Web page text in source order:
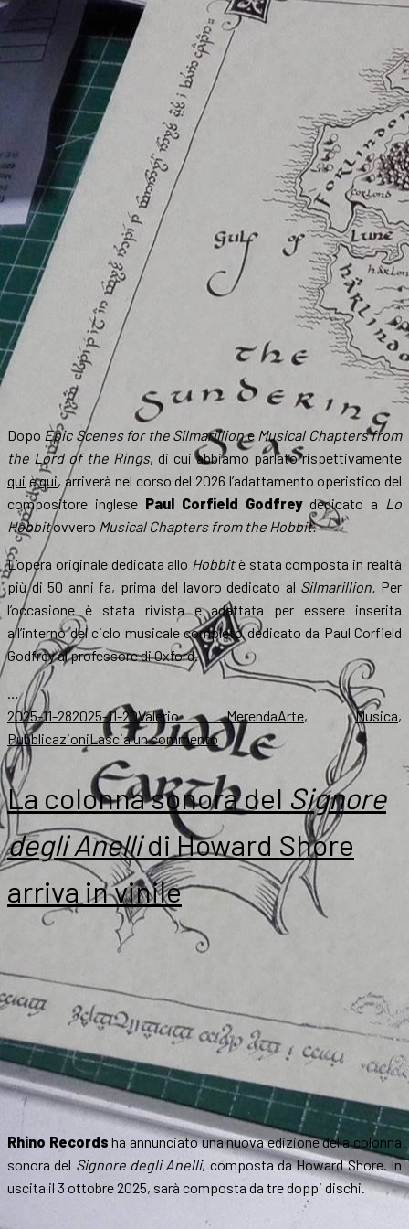
Dopo Epic Scenes for the Silmarillione Musical Chapters from
the Lord of the Rings, di cui abbiamo parlato rispettivamente
qui equi, arriverà nel corso del 2026 l’adattamento operistico del
compositore inglese Paul Corfield Godfreydedicato a Lo
Hobbitovvero Musical Chapters from the Hobbit.
L’opera originale dedicata allo Hobbitè stata composta in realtà
più di 50 anni fa, prima del lavoro dedicato al Silmarillion. Per
l’occasione è stata rivista e adattata per essere inserita
all’interno del ciclo musicale completo dedicato da Paul Corfield
Godfrey al professore di Oxford.
…
Scritto
il
2025-11-282025-11-20Autore
Valerio MerendaCategorie
Arte,Musica,
PubblicazioniLascia un commentosu
L’adattamento
musicale
de
Lo
Hobbit
La colonna sonora del Signore
degli Anellidi Howard Shore
arriva in vinile
Rhino Records ha annunciato una nuova edizione della colonna
sonora del Signore degli Anelli, composta da Howard Shore. In
uscita il 3 ottobre 2025, sarà composta da tre doppi dischi.